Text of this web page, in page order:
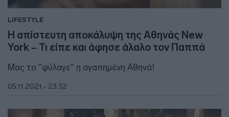
LIFESTYLE
Η απίστευτη αποκάλυψη της Αθηνάς New
York – Τι είπε και άφησε άλαλο τον Παππά
Μας το "φύλαγε" η αγαπημένη Αθηνά!
05.11.2021 - 23:32